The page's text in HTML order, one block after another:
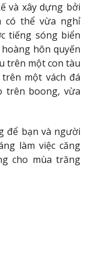
và xây dựng bởi
có thể vừa nghỉ
tiếng sóng biển
hôn quyến
trên một con tàu
một vách đá
trên boong, vừa
để bạn và người
làm việc căng
cho mùa trăng